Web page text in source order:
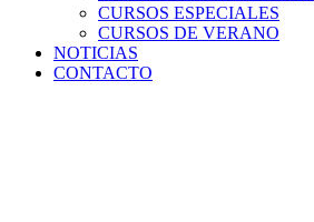
CURSOS ESPECIALES
CURSOS DE VERANO
NOTICIAS
CONTACTO